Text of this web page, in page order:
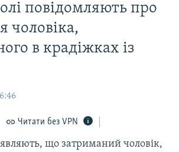
повідомляють про
чоловіка,
в крадіжках із
Читати без VPN
що затриманий чоловік,